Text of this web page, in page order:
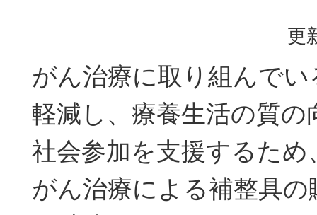
更
がん治療に取り組んで
軽減し、療養生活の質の
社会参加を支援するた
がん治療による補整具の